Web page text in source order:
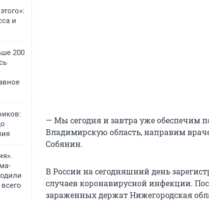
и
200
— Мы сегодня и завтра уже обеспечим
Владимирскую область, направим
Собянин.
В России на сегодняшний день
случаев коронавирусной инфекции.
зараженных держат Нижегородская